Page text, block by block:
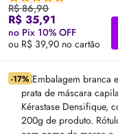
R$ 86,90
R$ 35,91
no Pix 10% OFF
ou R$ 39,90 no cartão
-17%